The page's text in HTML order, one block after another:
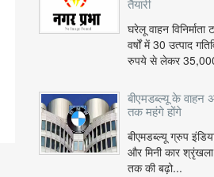
तैयारी
घरेलू वाहन विनिर्माता
वर्षों में 30 उत्पाद
रुपये से लेकर
बीएमडब्ल्यू के वाहन
तक महंगे होंगे
बीएमडब्ल्यू ग्रुप
और मिनी कार
तक की बढ़ो...